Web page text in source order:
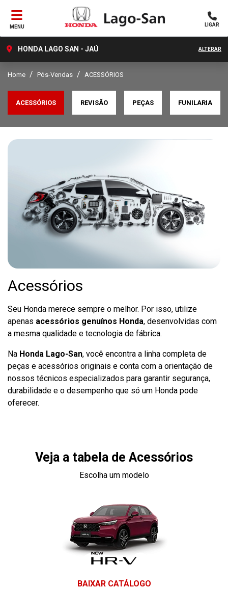
MENU LIGAR
HONDA LAGO SAN - JAÚ ALTERAR
Home Pós-Vendas ACESSÓRIOS
REVISÃO PEÇAS
ACESSÓRIOS FUNILARIA
Acessórios
Seu Honda merece sempre o melhor. Por isso, utilize
apenas acessórios genuínos Honda, desenvolvidas com
a mesma qualidade e tecnologia de fábrica.
Na Honda Lago-San, você encontra a linha completa de
peças e acessórios originais e conta com a orientação de
nossos técnicos especializados para garantir segurança,
durabilidade e o desempenho que só um Honda pode
oferecer.
Veja a tabela de Acessórios
Escolha um modelo
BAIXAR CATÁLOGO